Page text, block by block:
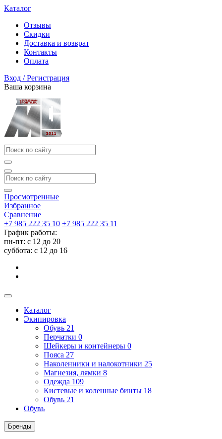
Каталог
Отзывы
Скидки
Доставка и возврат
Контакты
Оплата
Вход / Регистрация
Ваша корзина
Просмотренные
Избранное
Сравнение
+7 985 222 35 10 +7 985 222 35 11
График работы:
пн-пт: с 12 до 20
суббота: c 12 до 16
Каталог
Экипировка
Обувь 21
Перчатки 0
Шейкеры и контейнеры 0
Пояса 27
Наколенники и налокотники 25
Магнезия, лямки 8
Одежда 109
Кистевые и коленные бинты 18
Обувь 21
Обувь
Бренды